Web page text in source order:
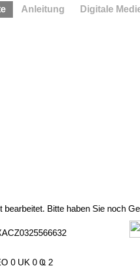
Bitte haben Sie noch
0 UK 0 Ҩ 2
Anleitung Digitale